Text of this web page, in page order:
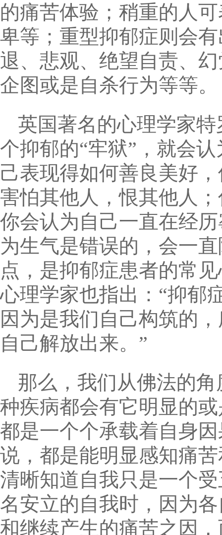
的痛苦体验；稍重的人
卑等；重型抑郁症则会
退、悲观、绝望自责、
企图或是自杀行为等等。
英国著名的心理学家
个抑郁的“牢狱”，就会
己表现得如何善良美好
害怕其他人，恨其他人
你会认为自己一直在经
为生气是错误的，会一
点，是抑郁症患者的常
心理学家也指出：“抑郁
因为是我们自己构筑的
自己解放出来。”
那么，我们从佛法的
种疾病都会有它明显的
都是一个个承载着自身
说，都是能明显感知痛
清晰知道自我只是一个
名安立的自我时，因为
和继续产生的痛苦之因